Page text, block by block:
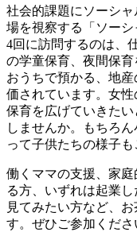
社会的課題にソーシ
場を視察する「ソー
4回に訪問するのは、
の学童保育、夜間保育
おうちで預かる、地
価されています。女
保育を広げていきた
しませんか。もちろ
って子供たちの様子も
働くママの支援、家
る方、いずれは起業
見てみたい方など、
す。ぜひご参加くださ